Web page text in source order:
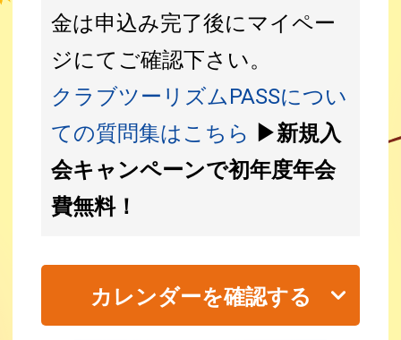
金は申込み完了後にマイペー
ジにてご確認下さい。
クラブツーリズムPASSについ
ての質問集はこちら ▶新規入
会キャンペーンで初年度年会
費無料！
カレンダーを確認する